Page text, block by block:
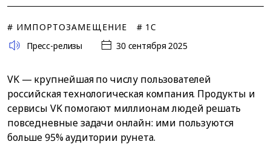
# ИМПОРТОЗАМЕЩЕНИЕ
# 1C
Пресс-релизы
30 сентября 2025
VK — крупнейшая по числу пользователей
российская технологическая компания. Продукты и
сервисы VK помогают миллионам людей решать
повседневные задачи онлайн: ими пользуются
больше 95% аудитории рунета.